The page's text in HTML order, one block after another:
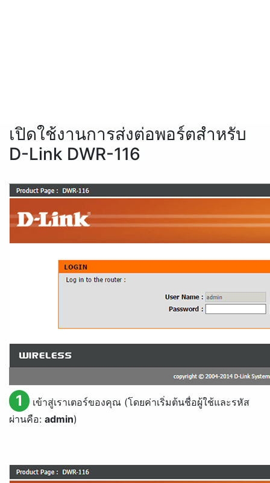
เปิดใช้งานการส่งต่อพอร์ตสำหรับ
D-Link DWR-116
1
เข้าสู่เราเตอร์ของคุณ (โดยค่าเริ่มต้นชื่อผู้ใช้และรหัส
ผ่านคือ: admin)